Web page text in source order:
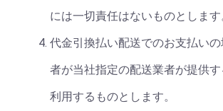
には一切責任はないものとします
代金引換払い配送でのお支払い
者が当社指定の配送業者が提供
利用するものとします。